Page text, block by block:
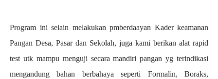
Program ini selain melakukan pmberdaayan Kader keamanan
Pangan Desa, Pasar dan Sekolah, juga kami berikan alat rapid
test utk mampu menguji secara mandiri pangan yg terindikasi
mengandung bahan berbahaya seperti Formalin, Boraks,